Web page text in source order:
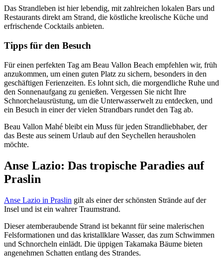
Das Strandleben ist hier lebendig, mit zahlreichen lokalen Bars und
Restaurants direkt am Strand, die köstliche kreolische Küche und
erfrischende Cocktails anbieten.
Tipps für den Besuch
Für einen perfekten Tag am Beau Vallon Beach empfehlen wir, früh
anzukommen, um einen guten Platz zu sichern, besonders in den
geschäftigen Ferienzeiten. Es lohnt sich, die morgendliche Ruhe und
den Sonnenaufgang zu genießen. Vergessen Sie nicht Ihre
Schnorchelausrüstung, um die Unterwasserwelt zu entdecken, und
ein Besuch in einer der vielen Strandbars rundet den Tag ab.
Beau Vallon Mahé bleibt ein Muss für jeden Strandliebhaber, der
das Beste aus seinem Urlaub auf den Seychellen herausholen
möchte.
Anse Lazio: Das tropische Paradies auf
Praslin
Anse Lazio in Praslin gilt als einer der schönsten Strände auf der
Insel und ist ein wahrer Traumstrand.
Dieser atemberaubende Strand ist bekannt für seine malerischen
Felsformationen und das kristallklare Wasser, das zum Schwimmen
und Schnorcheln einlädt. Die üppigen Takamaka Bäume bieten
angenehmen Schatten entlang des Strandes.